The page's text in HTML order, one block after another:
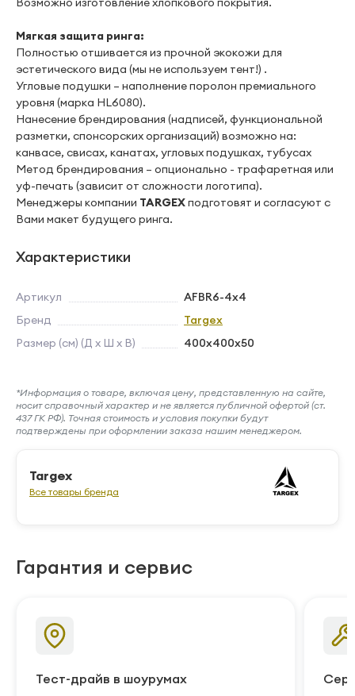
Мягкая защита ринга:
Полностью отшивается из прочной экокожи для
эстетического вида (мы не используем тент!) .
Угловые подушки – наполнение поролон премиального
уровня (марка HL6080).
Нанесение брендирования (надписей, функциональной
разметки, спонсорских организаций) возможно на:
канвасе, свисах, канатах, угловых подушках, тубусах
Метод брендирования – опционально - трафаретная или
уф-печать (зависит от сложности логотипа).
Менеджеры компании TARGEXподготовят и согласуют с
Вами макет будущего ринга.
Характеристики
Артикул
AFBR6-4х4
Бренд
Targex
Размер (см) (Д х Ш х В)
400х400х50
*Информация о товаре, включая цену, представленную на сайте,
носит справочный характер и не является публичной офертой (ст.
437 ГК РФ). Точная стоимость и условия покупки будут
подтверждены при оформлении заказа нашим менеджером.
Targex
Все товары бренда
Гарантия и сервис
Тест-драйв в шоурумах